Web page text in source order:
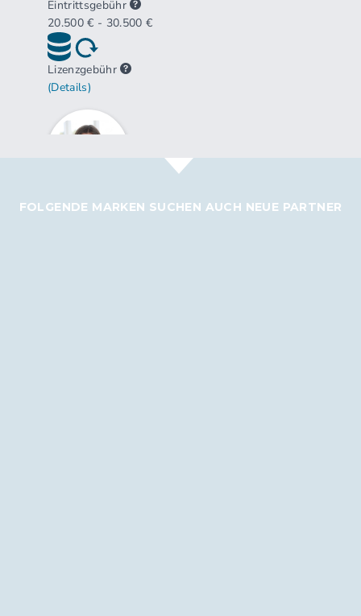
FOLGENDE MARKEN SUCHEN AUCH NEUE PARTNER